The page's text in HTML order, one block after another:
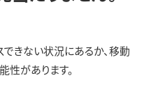
きない状況にあるか、移動
性があります。